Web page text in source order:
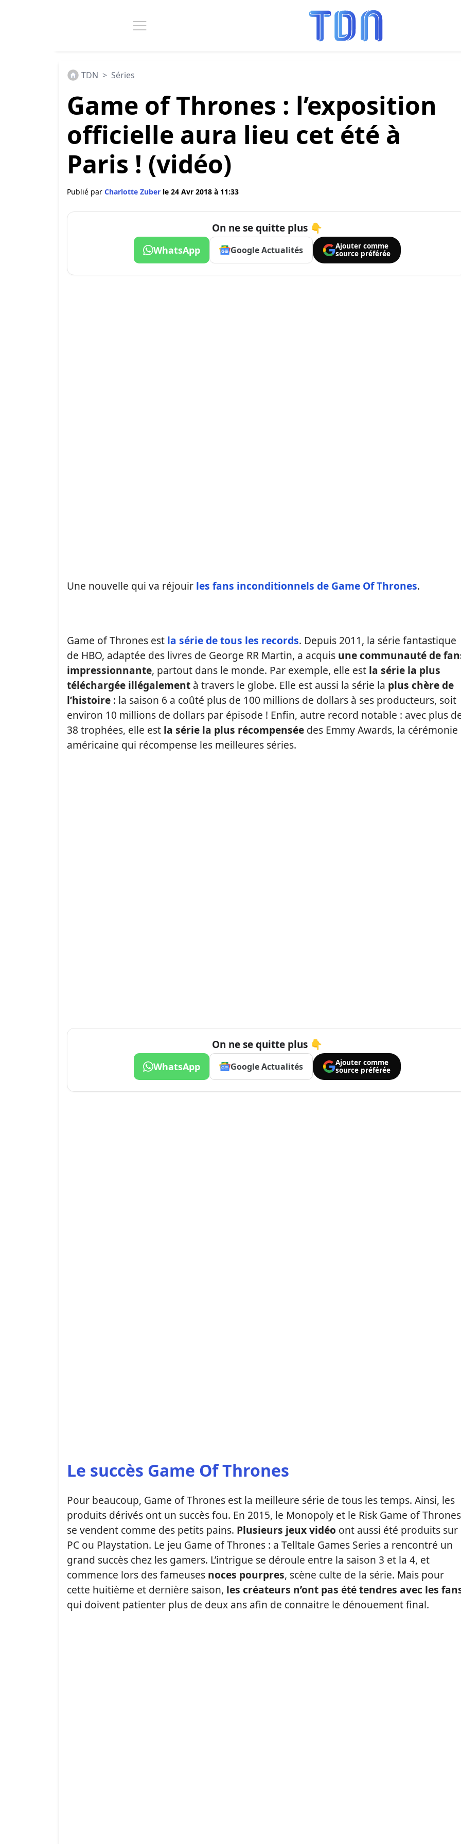
TDN > Séries
Game of Thrones : l’exposition
officielle aura lieu cet été à
Paris ! (vidéo)
Publié par Charlotte Zuber le 24 Avr 2018 à 11:33
On ne se quitte plus 👇
WhatsApp Google Actualités
Ajouter comme
source préférée
Une nouvelle qui va réjouir les fans inconditionnels de Game Of Thrones.
Game of Thrones est la série de tous les records. Depuis 2011, la série fantastique
de HBO, adaptée des livres de George RR Martin, a acquis une communauté de
impressionnante, partout dans le monde. Par exemple, elle est la série la plus
téléchargée illégalement à travers le globe. Elle est aussi la série la plus chère de
l’histoire : la saison 6 a coûté plus de 100 millions de dollars à ses producteurs, soit
environ 10 millions de dollars par épisode ! Enfin, autre record notable : avec plus
38 trophées, elle est la série la plus récompensée des Emmy Awards, la cérémonie
américaine qui récompense les meilleures séries.
On ne se quitte plus 👇
WhatsApp Google Actualités
Ajouter comme
source préférée
Le succès Game Of Thrones
Pour beaucoup, Game of Thrones est la meilleure série de tous les temps. Ainsi, les
produits dérivés ont un succès fou. En 2015, le Monopoly et le Risk Game of Thrones
se vendent comme des petits pains. Plusieurs jeux vidéo ont aussi été produits sur
PC ou Playstation. Le jeu Game of Thrones : a Telltale Games Series a rencontré un
grand succès chez les gamers. L’intrigue se déroule entre la saison 3 et la 4, et
commence lors des fameuses noces pourpres, scène culte de la série. Mais pour
cette huitième et dernière saison, les créateurs n’ont pas été tendres avec les
qui doivent patienter plus de deux ans afin de connaitre le dénouement final.